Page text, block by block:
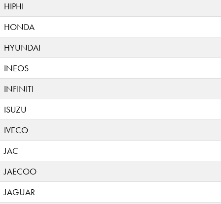
HIPHI
HONDA
HYUNDAI
INEOS
INFINITI
ISUZU
IVECO
JAC
JAECOO
JAGUAR